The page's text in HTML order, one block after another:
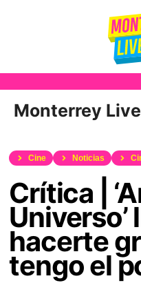
Monterrey
Cine Noticias
Crítica |
Universo’
hacerte
tengo el